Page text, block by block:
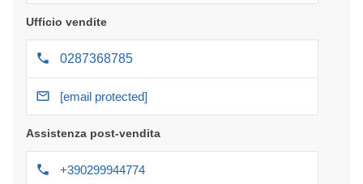
Ufficio vendite
0287368785
[email protected]
Assistenza post-vendita
+390299944774